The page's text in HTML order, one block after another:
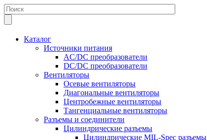
Каталог
Источники питания
AC/DC преобразователи
DC/DC преобразователи
Вентиляторы
Осевые вентиляторы
Диагональные вентиляторы
Центробежные вентиляторы
Тангенциальные вентиляторы
Разъемы и соединители
Цилиндрические разъемы
Цилиндрические MIL-Spec разъемы